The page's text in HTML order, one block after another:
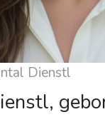
Dienstl